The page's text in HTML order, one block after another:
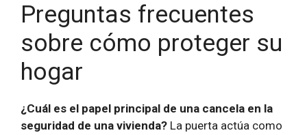
Preguntas frecuentes
sobre cómo proteger su
hogar
¿Cuál es el papel principal de una cancela en la
seguridad de una vivienda? La puerta actúa como